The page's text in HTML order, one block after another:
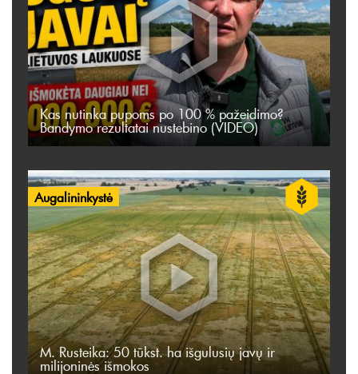
Kas nutinka pupoms po 100 % pažeidimo?
Bandymo rezultatai nustebino (VIDEO)
Augalininkystė
M. Rusteika: 50 tūkst. ha išgulusių javų ir
milijoninės išmokos